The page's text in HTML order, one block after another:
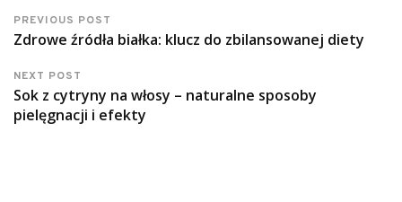
PREVIOUS POST
Zdrowe źródła białka: klucz do zbilansowanej diety
NEXT POST
Sok z cytryny na włosy – naturalne sposoby
pielęgnacji i efekty